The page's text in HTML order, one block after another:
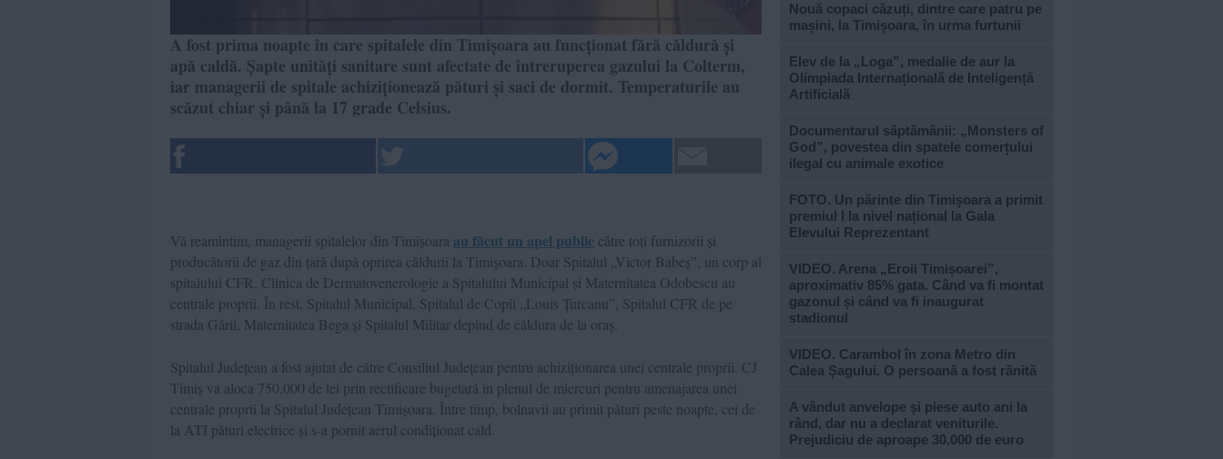
A fost prima noapte în care spitalele din Timișoara au funcționat fără căldură și
apă caldă. Șapte unități sanitare sunt afectate de întreruperea gazului la Colterm,
iar managerii de spitale achiziționează pături și saci de dormit. Temperaturile au
scăzut chiar și până la 17 grade Celsius.
Vă reamintim, managerii spitalelor din Timișoara au făcut un apel public către toți furnizorii și
producătorii de gaz din țară după oprirea căldurii la Timișoara. Doar Spitalul „Victor Babeș”, un corp al
spitalului CFR, Clinica de Dermatovenerologie a Spitalului Municipal și Maternitatea Odobescu au
centrale proprii. În rest, Spitalul Municipal, Spitalul de Copii „Louis Țurcanu”, Spitalul CFR de pe
strada Gării, Maternitatea Bega și Spitalul Militar depind de căldura de la oraș.
Spitalul Județean a fost ajutat de către Consiliul Județean pentru achiziționarea unei centrale proprii. CJ
Timiș va aloca 750.000 de lei prin rectificare bugetară în plenul de miercuri pentru amenajarea unei
centrale proprii la Spitalul Județean Timișoara. Între timp, bolnavii au primit pături peste noapte, cei de
la ATI pături electrice și s-a pornit aerul condiționat cald.
Nouă copaci căzuți, dintre care patru pe
mașini, la Timișoara, în urma furtunii
Elev de la „Loga”, medalie de aur la
Olimpiada Internațională de Inteligență
Artificială
Documentarul săptămânii: „Monsters of
God”, povestea din spatele comerțului
ilegal cu animale exotice
FOTO. Un părinte din Timișoara a primit
premiul I la nivel național la Gala
Elevului Reprezentant
VIDEO. Arena „Eroii Timișoarei”,
aproximativ 85% gata. Când va fi montat
gazonul și când va fi inaugurat
stadionul
VIDEO. Carambol în zona Metro din
Calea Șagului. O persoană a fost rănită
A vândut anvelope și piese auto ani la
rând, dar nu a declarat veniturile.
Prejudiciu de aproape 30.000 de euro